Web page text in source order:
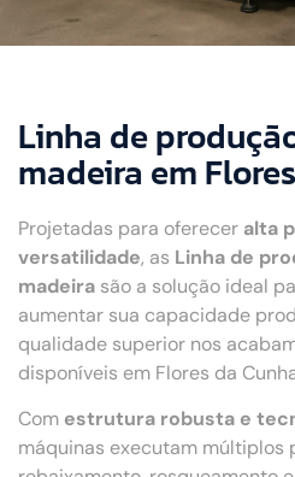
Linha de
madeira em
Projetadas para oferecer alta
versatilidade, as Linha de
madeira são a solução ideal
aumentar sua capacidade
qualidade superior nos
disponíveis em Flores da
Com estrutura robusta e
máquinas executam múltiplos